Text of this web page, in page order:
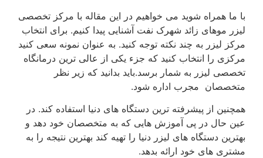
با ما همراه شوید می خواهیم در این مقاله با مرکز تخصصی
لیزر موهای زائد شهرک نفت آشنایی پیدا کنیم. برای انتخاب
مرکز لیزر به چند نکته توجه کنید. به عنوان نمونه سعی کنید
مرکزی را انتخاب کنید که جزء یکی از عالی ترین درمانگاه
تخصصی لیزر به شمار برسد.باید بدانید که زیر نظر
متخصصان مجرب اداره شود.
همچنین از پیشرفته ترین دستگاه های دنیا استفاده کند. در
عین حال در پی آموزش هایی که به متخصصان خود دهد و
بهترین دستگاه های لیزر دنیا را تهیه کند بهترین نتیجه را به
مشتری های خود ارائه بدهد.